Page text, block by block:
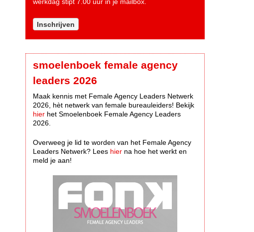
Inschrijven
smoelenboek female agency
leaders 2026
Maak kennis met Female Agency Leaders Netwerk
2026, hèt netwerk van female bureauleiders! Bekijk
hier het Smoelenboek Female Agency Leaders
2026.
Overweeg je lid te worden van het Female Agency
Leaders Netwerk? Lees hier na hoe het werkt en
meld je aan!